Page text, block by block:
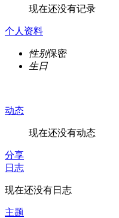
现在还没有记录
个人资料
性别保密
生日
动态
现在还没有动态
分享
日志
现在还没有日志
主题